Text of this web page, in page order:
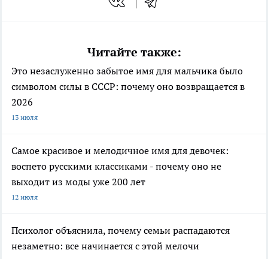
Читайте также:
Это незаслуженно забытое имя для мальчика было
символом силы в СССР: почему оно возвращается в
2026
13 июля
Самое красивое и мелодичное имя для девочек:
воспето русскими классиками - почему оно не
выходит из моды уже 200 лет
12 июля
Психолог объяснила, почему семьи распадаются
незаметно: все начинается с этой мелочи